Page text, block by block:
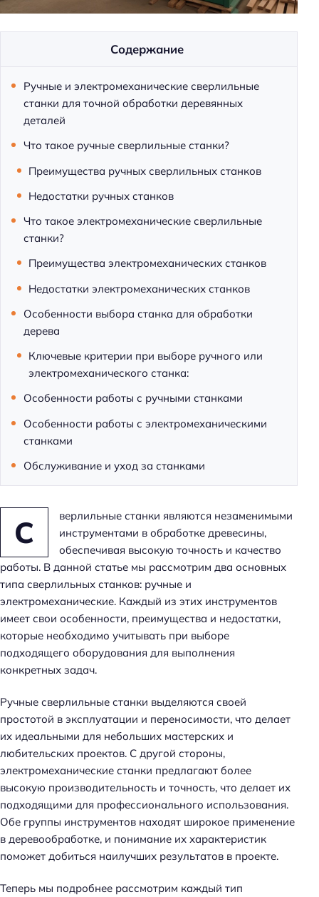
С
верлильные станки являются незаменимыми
инструментами в обработке древесины,
обеспечивая высокую точность и качество
работы. В данной статье мы рассмотрим два основных
типа сверлильных станков: ручные и
электромеханические. Каждый из этих инструментов
имеет свои особенности, преимущества и недостатки,
которые необходимо учитывать при выборе
подходящего оборудования для выполнения
конкретных задач.
Ручные сверлильные станки выделяются своей
простотой в эксплуатации и переносимости, что делает
их идеальными для небольших мастерских и
любительских проектов. С другой стороны,
электромеханические станки предлагают более
высокую производительность и точность, что делает их
подходящими для профессионального использования.
Обе группы инструментов находят широкое применение
в деревообработке, и понимание их характеристик
поможет добиться наилучших результатов в проекте.
Теперь мы подробнее рассмотрим каждый тип
Содержание
Ручные и электромеханические сверлильные
станки для точной обработки деревянных
деталей
Что такое ручные сверлильные станки?
Преимущества ручных сверлильных станков
Недостатки ручных станков
Что такое электромеханические сверлильные
станки?
Преимущества электромеханических станков
Недостатки электромеханических станков
Особенности выбора станка для обработки
дерева
Ключевые критерии при выборе ручного или
электромеханического станка:
Особенности работы с ручными станками
Особенности работы с электромеханическими
станками
Обслуживание и уход за станками